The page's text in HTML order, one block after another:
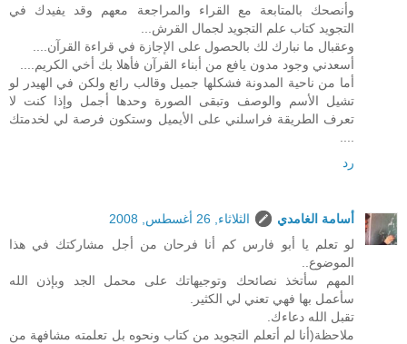
وأنصحك بالمتابعة مع القراء والمراجعة معهم وقد يفيدك في
التجويد كتاب علم التجويد لجمال القرش...
وعقبال ما نبارك لك بالحصول على الإجازة في قراءة القرآن....
أسعدني وجود مدون يافع من أبناء القرآن فأهلا بك أخي الكريم....
أما من ناحية المدونة فشكلها جميل وقالب رائع ولكن في الهيدر لو
تشيل الأسم والوصف وتبقى الصورة وحدها أجمل وإذا كنت لا
تعرف الطريقة فراسلني على الأيميل وستكون فرصة لي لخدمتك
رد
أسامة الغامدي
الثلاثاء, 26 أغسطس, 2008
لو تعلم يا أبو فارس كم أنا فرحان من أجل مشاركتك في هذا
الموضوع..
المهم سأتخذ نصائحك وتوجيهاتك على محمل الجد وبإذن الله
سأعمل بها فهي تعني لي الكثير.
تقبل الله دعاءك.
ملاحظة(أنا لم أتعلم التجويد من كتاب ونحوه بل تعلمته مشافهة من